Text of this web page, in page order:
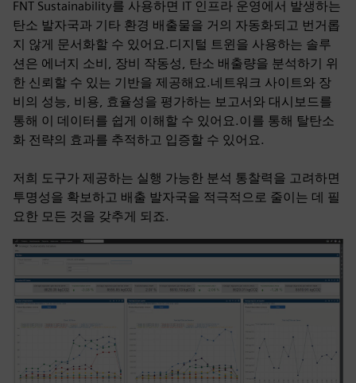
FNT Sustainability를 사용하면 IT 인프라 운영에서 발생하는
탄소 발자국과 기타 환경 배출물을 거의 자동화되고 번거롭
지 않게 문서화할 수 있어요.디지털 트윈을 사용하는 솔루
션은 에너지 소비, 장비 작동성, 탄소 배출량을 분석하기 위
한 신뢰할 수 있는 기반을 제공해요.네트워크 사이트와 장
비의 성능, 비용, 효율성을 평가하는 보고서와 대시보드를
통해 이 데이터를 쉽게 이해할 수 있어요.이를 통해 탈탄소
화 전략의 효과를 추적하고 입증할 수 있어요.
저희 도구가 제공하는 실행 가능한 분석 통찰력을 고려하면
투명성을 확보하고 배출 발자국을 적극적으로 줄이는 데 필
요한 모든 것을 갖추게 되죠.